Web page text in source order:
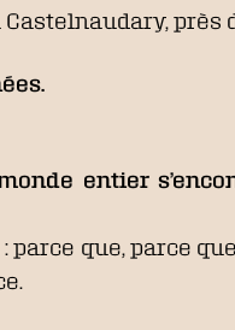
près
entier
parce que, parce